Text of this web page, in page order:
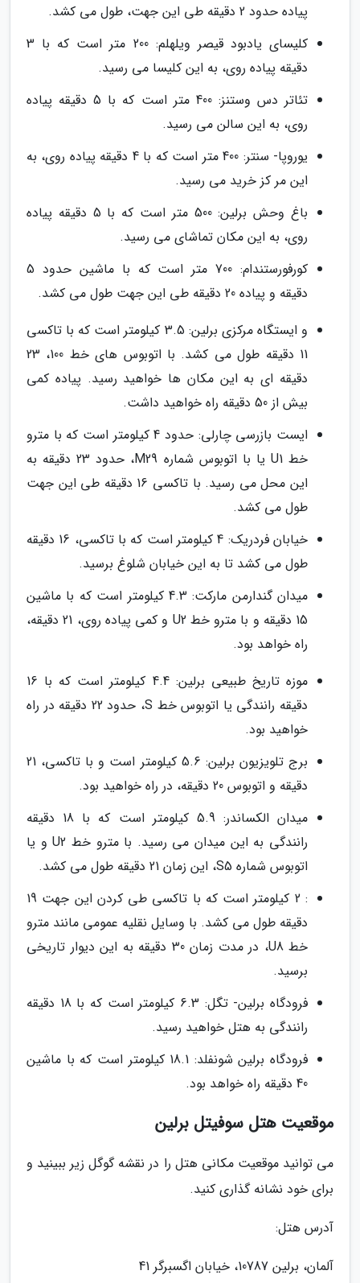
پیاده حدود 2 دقیقه طی این جهت، طول می کشد.
کلیسای یادبود قیصر ویلهلم: 200 متر است که با 3
دقیقه پیاده روی، به این کلیسا می رسید.
تئاتر دس وستنز: 400 متر است که با 5 دقیقه پیاده
روی، به این سالن می رسید.
یوروپا- سنتر: 400 متر است که با 4 دقیقه پیاده روی، به
این مر کز خرید می رسید.
باغ وحش برلین: 500 متر است که با 5 دقیقه پیاده
روی، به این مکان تماشای می رسید.
کورفورستندام: 700 متر است که با ماشین حدود 5
دقیقه و پیاده 20 دقیقه طی این جهت طول می کشد.
و ایستگاه مرکزی برلین: 3.5 کیلومتر است که با تاکسی
11 دقیقه طول می کشد. با اتوبوس های خط 100، 23
دقیقه ای به این مکان ها خواهید رسید. پیاده کمی
بیش از 50 دقیقه راه خواهید داشت.
ایست بازرسی چارلی: حدود 4 کیلومتر است که با مترو
خط U1 یا با اتوبوس شماره M29، حدود 23 دقیقه به
این محل می رسید. با تاکسی 16 دقیقه طی این جهت
طول می کشد.
خیابان فردریک: 4 کیلومتر است که با تاکسی، 16 دقیقه
طول می کشد تا به این خیابان شلوغ برسید.
میدان گندارمن مارکت: 4.3 کیلومتر است که با ماشین
15 دقیقه و با مترو خط U2 و کمی پیاده روی، 21 دقیقه،
راه خواهد بود.
موزه تاریخ طبیعی برلین: 4.4 کیلومتر است که با 16
دقیقه رانندگی یا اتوبوس خط S، حدود 22 دقیقه در راه
خواهید بود.
برج تلویزیون برلین: 5.6 کیلومتر است و با تاکسی، 21
دقیقه و اتوبوس 20 دقیقه، در راه خواهید بود.
میدان الکساندر: 5.9 کیلومتر است که با 18 دقیقه
رانندگی به این میدان می رسید. با مترو خط U2 و یا
اتوبوس شماره S5، این زمان 21 دقیقه طول می کشد.
: 2 کیلومتر است که با تاکسی طی کردن این جهت 19
دقیقه طول می کشد. با وسایل نقلیه عمومی مانند مترو
خط U8، در مدت زمان 30 دقیقه به این دیوار تاریخی
برسید.
فرودگاه برلین- تگل: 6.3 کیلومتر است که با 18 دقیقه
رانندگی به هتل خواهید رسید.
فرودگاه برلین شونفلد: 18.1 کیلومتر است که با ماشین
40 دقیقه راه خواهد بود.
موقعیت هتل سوفیتل برلین
می توانید موقعیت مکانی هتل را در نقشه گوگل زیر ببینید و
برای خود نشانه گذاری کنید.
آدرس هتل:
آلمان، برلین 10787، خیابان اگسبرگر 41